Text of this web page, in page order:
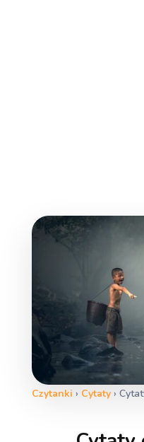
Czytanki › Cytaty›